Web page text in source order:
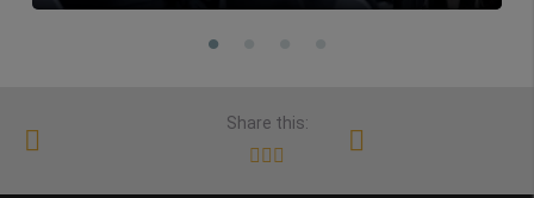
Share this: